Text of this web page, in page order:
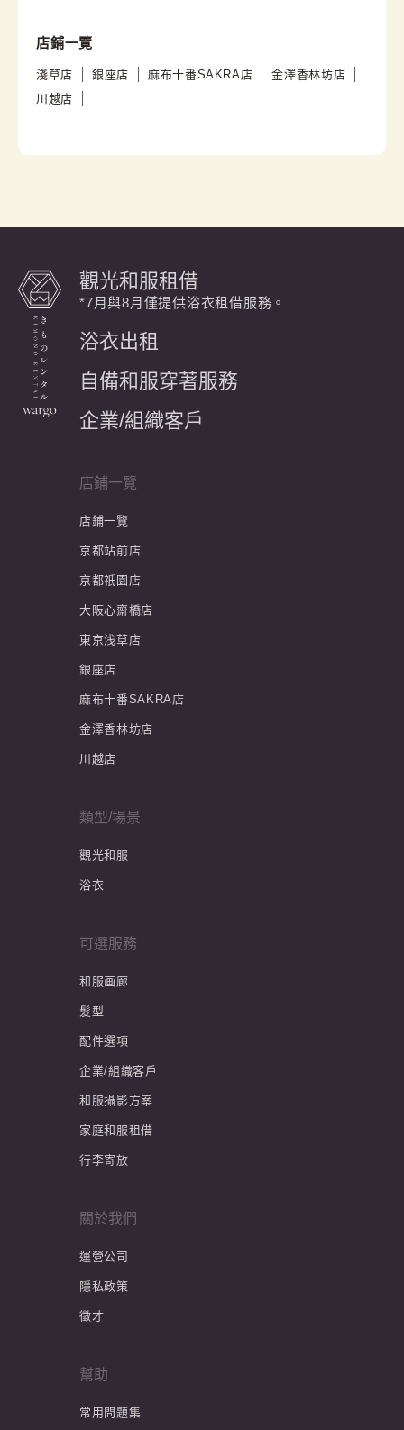
店鋪一覽
淺草店 銀座店 麻布十番SAKRA店
金澤香林坊店
川越店
觀光和服租借
*7月與8月僅提供浴衣租借服務。
浴衣出租
自備和服穿著服務
企業/組織客戶
店鋪一覽
店鋪一覽
京都站前店
京都祇園店
大阪心齋橋店
東京浅草店
銀座店
麻布十番SAKRA店
金澤香林坊店
川越店
類型/場景
觀光和服
浴衣
可選服務
和服画廊
髮型
配件選項
企業/組織客戶
和服攝影方案
家庭和服租借
行李寄放
關於我們
運營公司
隱私政策
徵才
幫助
常用問題集